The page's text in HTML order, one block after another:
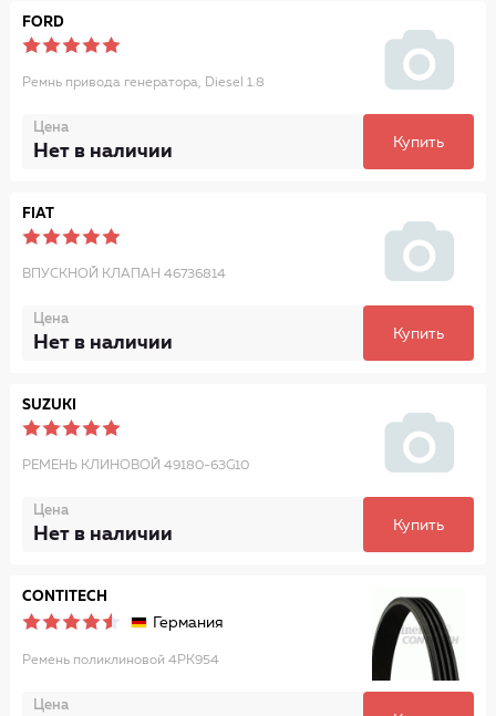
FORD
Ремнь привода генератора, Diesel 1.8
Цена
Нет в наличии Купить
FIAT
ВПУСКНОЙ КЛАПАН 46736814
Цена
Нет в наличии Купить
SUZUKI
РЕМЕНЬ КЛИНОВОЙ 49180-63G10
Цена
Нет в наличии Купить
CONTITECH
Германия
Ремень поликлиновой 4PK954
Цена